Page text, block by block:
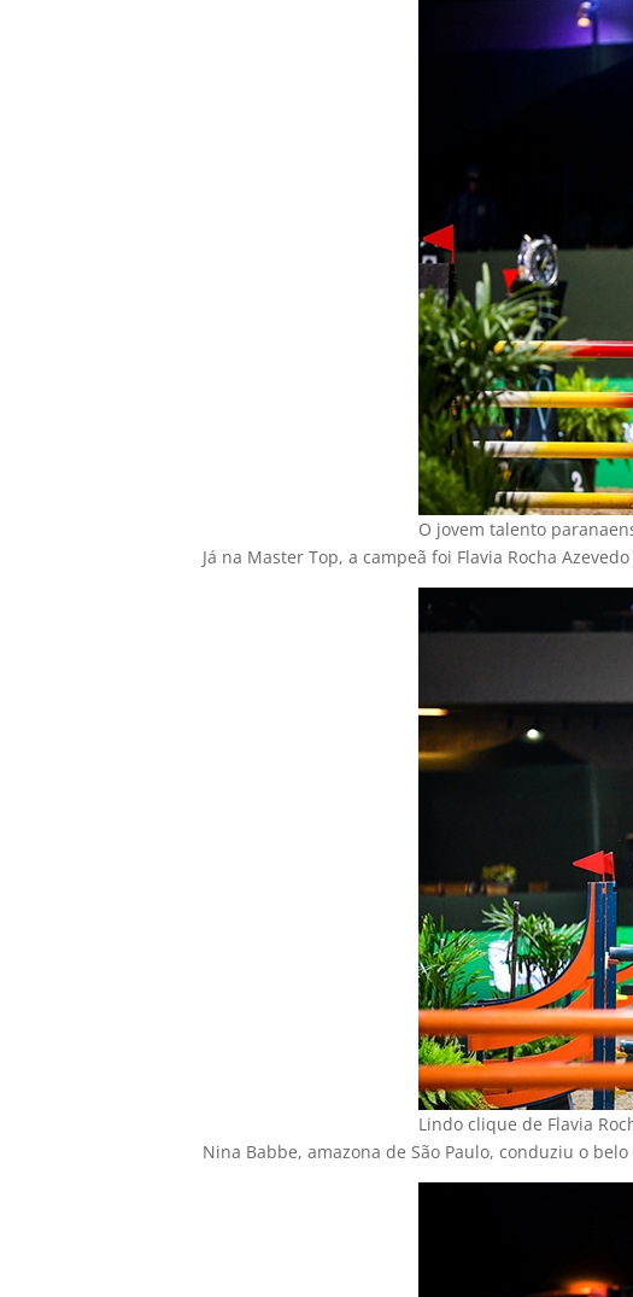
O jovem talento
Já na Master Top, a campeã foi Flavia Rocha
Lindo clique de Flavia
Nina Babbe, amazona de São Paulo, conduziu o